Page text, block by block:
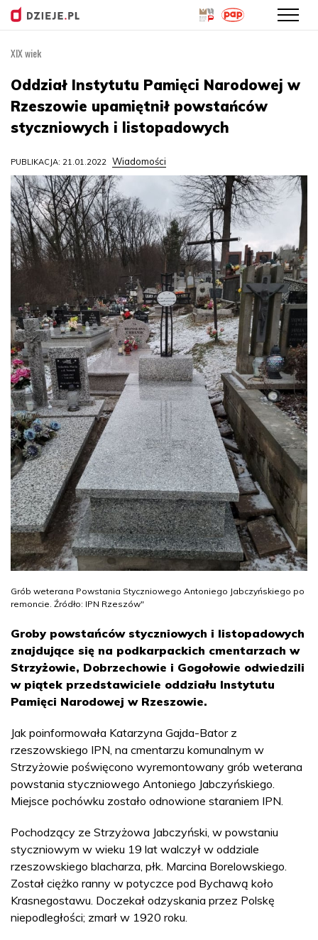
treści
XIX wiek
Oddział Instytutu Pamięci Narodowej w
Rzeszowie upamiętnił powstańców
styczniowych i listopadowych
PUBLIKACJA: 21.01.2022 Wiadomości
Grób weterana Powstania Styczniowego Antoniego Jabczyńskiego po
remoncie. Źródło: IPN Rzeszów"
Groby powstańców styczniowych i listopadowych
znajdujące się na podkarpackich cmentarzach w
Strzyżowie, Dobrzechowie i Gogołowie odwiedzili
w piątek przedstawiciele oddziału Instytutu
Pamięci Narodowej w Rzeszowie.
Jak poinformowała Katarzyna Gajda-Bator z
rzeszowskiego IPN, na cmentarzu komunalnym w
Strzyżowie poświęcono wyremontowany grób weterana
powstania styczniowego Antoniego Jabczyńskiego.
Miejsce pochówku zostało odnowione staraniem IPN.
Pochodzący ze Strzyżowa Jabczyński, w powstaniu
styczniowym w wieku 19 lat walczył w oddziale
rzeszowskiego blacharza, płk. Marcina Borelowskiego.
Został ciężko ranny w potyczce pod Bychawą koło
Krasnegostawu. Doczekał odzyskania przez Polskę
niepodległości; zmarł w 1920 roku.